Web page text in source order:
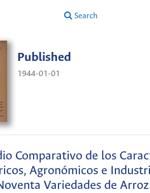
Search
Published
1944-01-01
Comparativo de los
Agronómicos e
Variedades de